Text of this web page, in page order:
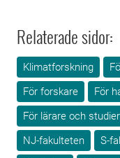
Relaterade sidor:
Klimatforskning
För forskare
För
För lärare och
NJ-fakulteten
S-